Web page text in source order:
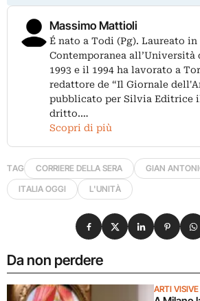
Massimo Mattioli
É nato a Todi (Pg). Laureato
Contemporanea
1993 e il 1994 ha lavorato a
redattore de “Il Giornale
pubblicato per Silvia Editrice
dritto.…
Scopri di più
TAG CORRIERE DELLA SERA
GIAN
ITALIA OGGI
L'UNITÀ
Da non perdere
ARTI VISIVE
Condividi su Facebook
Condividi su X
Condividi su